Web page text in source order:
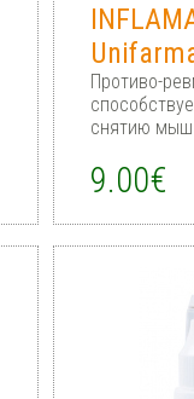
Противо-
снятию
9.00€